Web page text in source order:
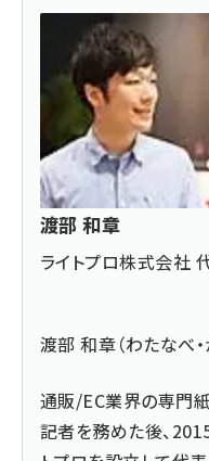
渡部 和章
ライトプロ株式会社
渡部 和章（わたなべ・
通販/EC業界の専門
記者を務めた後、